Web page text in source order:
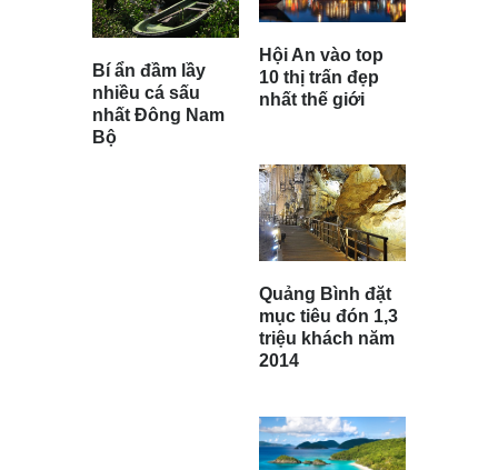
Bí ẩn đầm lầy
nhiều cá sấu
nhất Đông Nam
Bộ
Hội An vào top
10 thị trấn đẹp
nhất thế giới
Quảng Bình đặt
mục tiêu đón 1,3
triệu khách năm
2014